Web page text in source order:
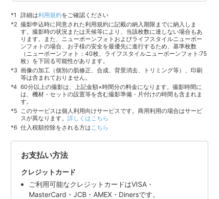
詳細は利用規約をご確認ください
撮影申込時に同意された利用規約に記載の納入期限までに納入しま
す。撮影時の状況または天候等により、当該枚数に達しない場合もあ
ります。また、ニューボーンフォトおよびライフスタイルニューボー
ンフォトの場合、お子様の安全を最優先に進行するため、基準枚数
（ニューボーンフォト：40枚、ライフスタイルニューボーンフォト:75
枚）を下回る可能性があります。
画像の加工（個別の肌修正、合成、背景消去、トリミング等）、印刷
等は含まれておりません。
60分以上の撮影は、上記金額×時間分の料金になります。撮影時間に
は、機材・セットの設置等を含む撮影準備・片付けの時間も含まれま
す。
このサービスは個人利用向けサービスです。商用利用の場合はサービ
スが異なります。詳しくはこちら
仕入税額控除をされる方は こちら
お支払い方法
クレジットカード
ご利用可能なクレジットカードはVISA・
MasterCard・JCB・AMEX・Dinersです。